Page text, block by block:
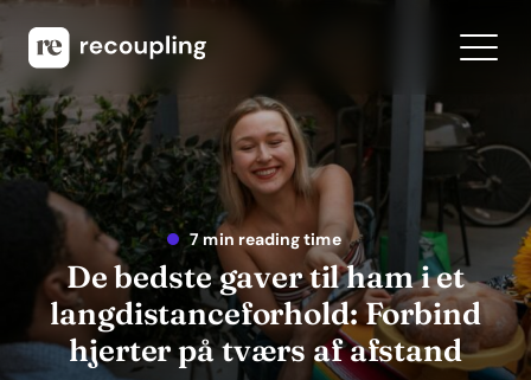
7 min reading time
De bedste gaver til ham i et
langdistanceforhold: Forbind
hjerter på tværs af afstand